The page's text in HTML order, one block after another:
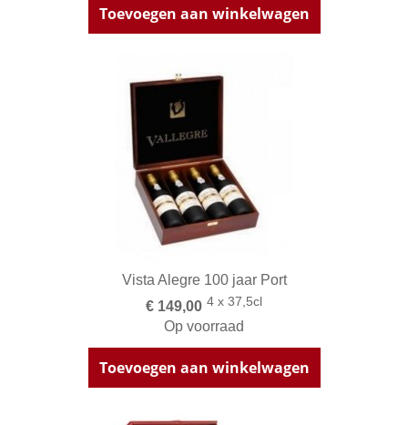
Toevoegen aan winkelwagen
Vista Alegre 100 jaar Port
€ 149,00 4 x 37,5cl
Op voorraad
Toevoegen aan winkelwagen